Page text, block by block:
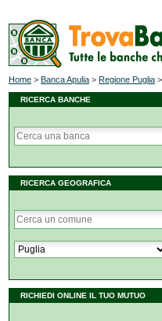
Home > Banca Apulia > Regione Puglia >
RICERCA BANCHE
RICERCA GEOGRAFICA
RICHIEDI ONLINE IL TUO MUTUO